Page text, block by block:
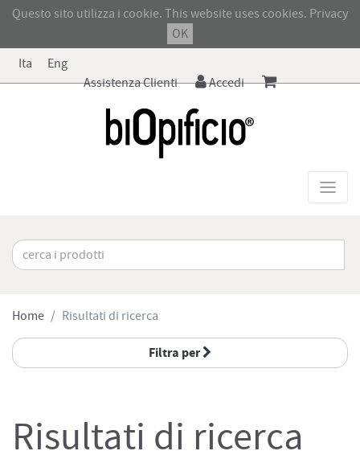
Questo sito utilizza i cookie. This website uses cookies. Privacy
OK
Ita
Eng
Assistenza Clienti
Accedi
Home Risultati di ricerca
Filtra per
Risultati di ricerca